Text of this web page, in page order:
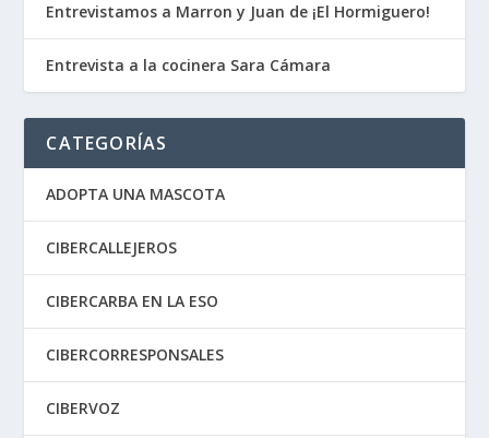
Entrevistamos a Marron y Juan de ¡El Hormiguero!
Entrevista a la cocinera Sara Cámara
CATEGORÍAS
ADOPTA UNA MASCOTA
CIBERCALLEJEROS
CIBERCARBA EN LA ESO
CIBERCORRESPONSALES
CIBERVOZ